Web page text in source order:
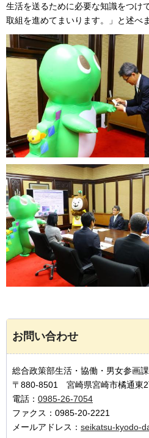
生活を送るために必要な知識をつけ
取組を進めてまいります。」と述べ
お問い合わせ
総合政策部生活・協働・男女参画
〒880-8501 宮崎県宮崎市橘通東
電話： 0985-26-7054
ファクス：0985-20-2221
メールアドレス： seikatsu-kyodo-